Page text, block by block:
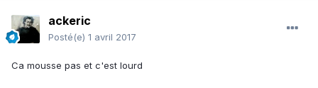
ackeric
Posté(e) 1 avril 2017
Ca mousse pas et c'est lourd